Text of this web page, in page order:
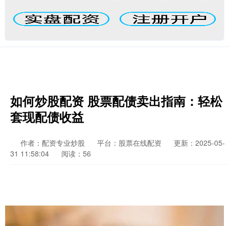
如何炒股配资 股票配债卖出指南：轻松
套现配债收益
作者：配资专业炒股 平台：股票在线配资
更新：2025-05-
31 11:58:04
阅读：56